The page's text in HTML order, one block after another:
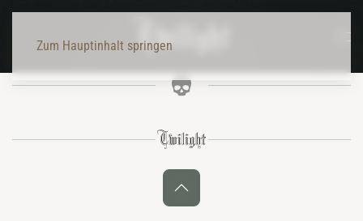
Zum Hauptinhalt springen